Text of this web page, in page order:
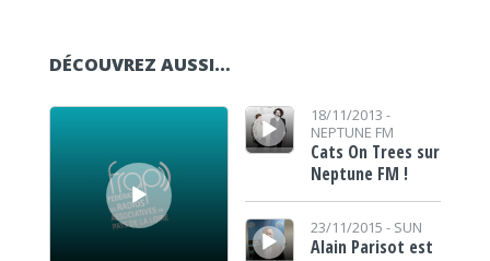
DÉCOUVREZ AUSSI…
Lecteur audio
Lecteur audio18/11/2013 -
NEPTUNE FM
Cats On Trees sur
Neptune FM !
Lecteur audio
23/11/2015 - SUN
Alain Parisot est